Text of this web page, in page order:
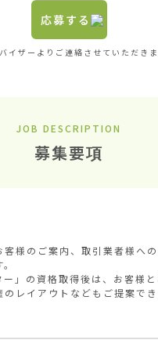
応募する
イザーよりご連絡させていただきま
JOB DESCRIPTION
募集要項
客様のご案内、取引業者様へ
ー」の資格取得後は、お客様
のレイアウトなどもご提案で